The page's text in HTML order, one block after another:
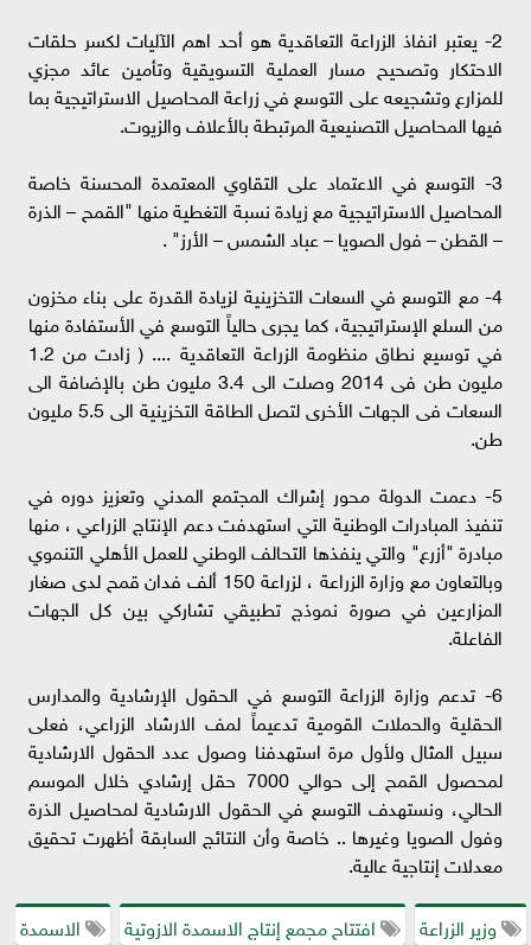
2- يعتبر انفاذ الزراعة التعاقدية هو أحد اهم الآليات لكسر حلقات
الاحتكار وتصحيح مسار العملية التسويقية وتأمين عائد مجزي
للمزارع وتشجيعه على التوسع في زراعة المحاصيل الاستراتيجية بما
فيها المحاصيل التصنيعية المرتبطة بالأعلاف والزيوت.
3- التوسع في الاعتماد على التقاوي المعتمدة المحسنة خاصة
المحاصيل الاستراتيجية مع زيادة نسبة التغطية منها "القمح – الذرة
– القطن – فول الصويا – عباد الشمس – الأرز" .
4- مع التوسع في السعات التخزينية لزيادة القدرة على بناء مخزون
من السلع الإستراتيجية، كما يجرى حالياً التوسع في الأستفادة منها
في توسيع نطاق منظومة الزراعة التعاقدية .... ‏( زادت من 1.2
مليون طن فى 2014 وصلت الى 3.4 مليون طن بالإضافة الى
السعات فى الجهات الأخرى لتصل الطاقة التخزينية الى 5.5 مليون
طن.
5- دعمت الدولة محور إشراك المجتمع المدني وتعزيز دوره في
تنفيذ المبادرات الوطنية التي استهدفت دعم الإنتاج الزراعي ، منها
مبادرة "أزرع" والتي ينفذها التحالف الوطني للعمل الأهلي التنموي
وبالتعاون مع وزارة الزراعة ، لزراعة 150 ألف فدان قمح لدى صغار
المزارعين في صورة نموذج تطبيقي تشاركي بين كل الجهات
الفاعلة.
6- تدعم وزارة الزراعة التوسع في الحقول الإرشادية والمدارس
الحقلية والحملات القومية تدعيماً لمف الارشاد الزراعي، فعلى
سبيل المثال ولأول مرة استهدفنا وصول عدد الحقول الارشادية
لمحصول القمح إلى حوالي 7000 حقل إرشادي خلال الموسم
الحالي، ونستهدف التوسع في الحقول الارشادية لمحاصيل الذرة
وفول الصويا وغيرها .. خاصة وأن النتائج السابقة أظهرت تحقيق
معدلات إنتاجية عالية.
وزير الزراعة
افتتاح مجمع إنتاج الاسمدة الازوتية
الاسمدة